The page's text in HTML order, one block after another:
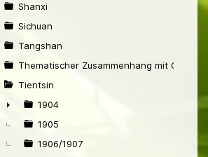
Shanxi
Sichuan
Tangshan
Thematischer Zusammenhang mit China
Tientsin
►
1904
1905
1906/1907